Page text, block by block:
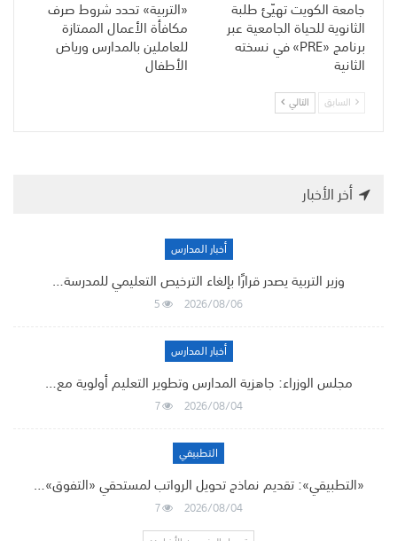
جامعة الكويت تهيّئ طلبة
الثانوية للحياة الجامعية عبر
برنامج «PRE» في نسخته
الثانية
«التربية» تحدد شروط صرف
مكافأة الأعمال الممتازة
للعاملين بالمدارس ورياض
الأطفال
السابق التالي
أخر الأخبار
أخبار المدارس
وزير التربية يصدر قرارًا بإلغاء الترخيص التعليمي للمدرسة…
2026/08/06
5
أخبار المدارس
مجلس الوزراء: جاهزية المدارس وتطوير التعليم أولوية مع…
2026/08/04
7
التطبيقي
«التطبيقي»: تقديم نماذج تحويل الرواتب لمستحقي «التفوق»…
2026/08/04
7